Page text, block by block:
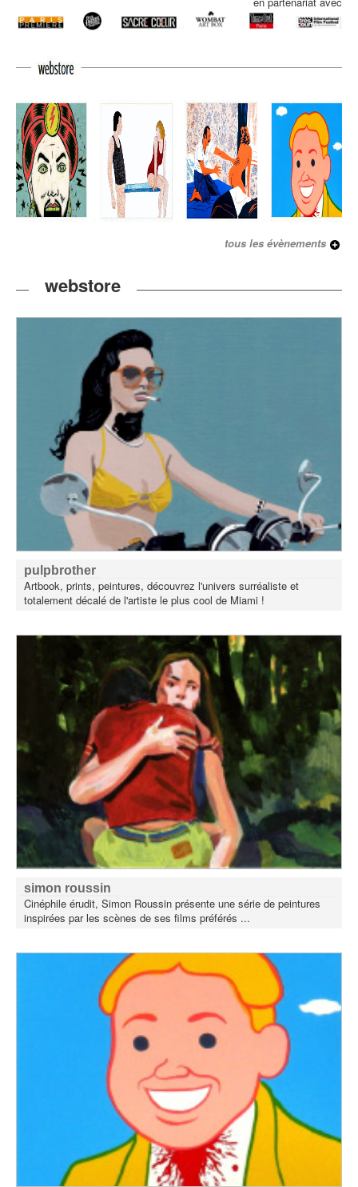
tous les évènements
webstore
pulpbrother
Artbook, prints, peintures, découvrez l'univers surréaliste et
totalement décalé de l'artiste le plus cool de Miami !
simon roussin
Cinéphile érudit, Simon Roussin présente une série de peintures
inspirées par les scènes de ses films préférés ...